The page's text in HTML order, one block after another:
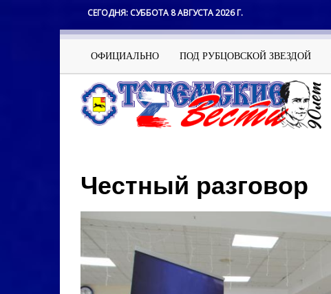
СЕГОДНЯ: СУББОТА 8 АВГУСТА 2026 Г.
Основная
навигация
ОФИЦИАЛЬНО ПОД РУБЦОВСКОЙ ЗВЕЗДОЙ
Честный разговор